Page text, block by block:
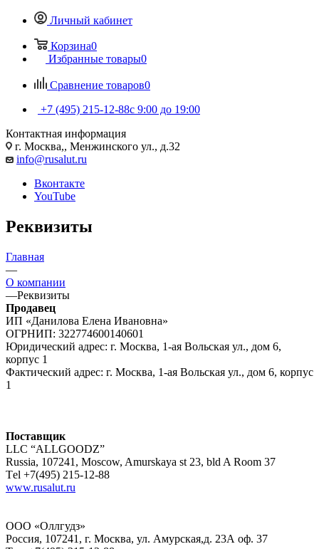
Личный кабинет
Корзина0
Избранные товары0
Сравнение товаров0
+7 (495) 215-12-88c 9:00 до 19:00
Контактная информация
г. Москва,, Менжинского ул., д.32
info@rusalut.ru
Вконтакте
YouTube
Реквизиты
Главная
—
О компании
—Реквизиты
Продавец
ИП «Данилова Елена Ивановна»
ОГРНИП: 322774600140601
Юридический адрес: г. Москва, 1-ая Вольская ул., дом 6,
корпус 1
Фактический адрес: г. Москва, 1-ая Вольская ул., дом 6, корпус
1
Поставщик
LLC “ALLGOODZ”
Russia, 107241, Moscow, Amurskaya st 23, bld A Room 37
Тel +7(495) 215-12-88
www.rusalut.ru
ООО «Оллгудз»
Россия, 107241, г. Москва, ул. Амурская,д. 23А оф. 37